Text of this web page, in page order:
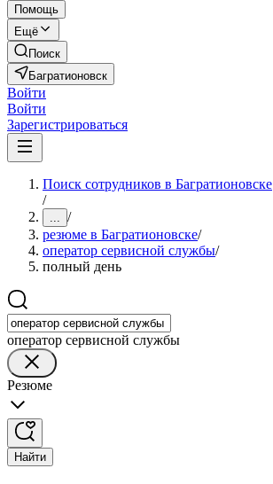
Помощь
Ещё
Поиск
Багратионовск
Войти
Войти
Зарегистрироваться
Поиск сотрудников в Багратионовске
/
... /
резюме в Багратионовске/
оператор сервисной службы/
полный день
оператор сервисной службы
Резюме
Найти